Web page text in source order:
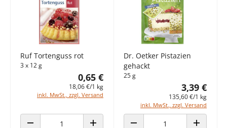
Ruf Tortenguss rot
3 x 12 g
0,65 €
18,06 €/1 kg
inkl. MwSt., zzgl. Versand
Dr. Oetker Pistazien
gehackt
25 g
3,39 €
135,60 €/1 kg
inkl. MwSt., zzgl. Versand